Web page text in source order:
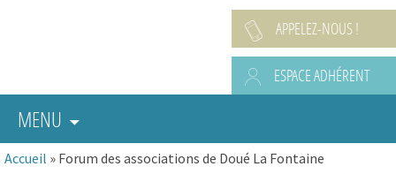
APPELEZ-NOUS !
ESPACE ADHÉRENT
MENU
Accueil » Forum des associations de Doué La Fontaine